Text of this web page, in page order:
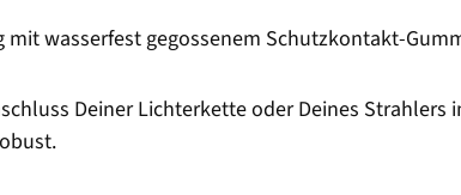
wasserfest gegossenem Schutzkontakt-
Deiner Lichterkette oder Deines